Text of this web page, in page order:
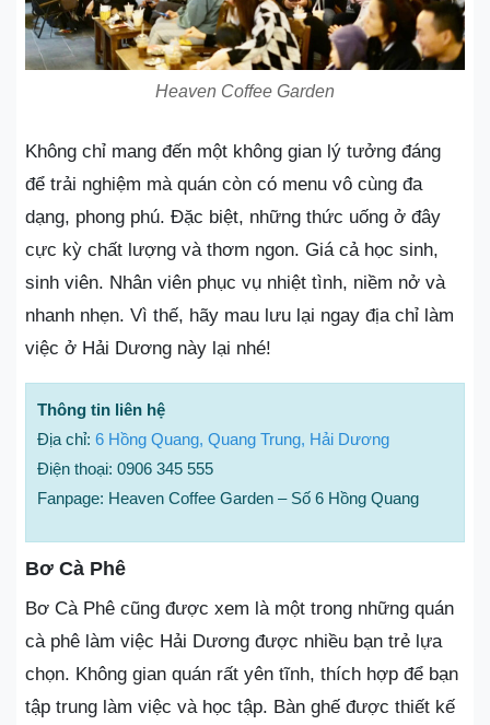
Heaven Coffee Garden
Không chỉ mang đến một không gian lý tưởng đáng
để trải nghiệm mà quán còn có menu vô cùng đa
dạng, phong phú. Đặc biệt, những thức uống ở đây
cực kỳ chất lượng và thơm ngon. Giá cả học sinh,
sinh viên. Nhân viên phục vụ nhiệt tình, niềm nở và
nhanh nhẹn. Vì thế, hãy mau lưu lại ngay địa chỉ làm
việc ở Hải Dương này lại nhé!
Thông tin liên hệ
Địa chỉ: 6 Hồng Quang, Quang Trung, Hải Dương
Điện thoại: 0906 345 555
Fanpage: Heaven Coffee Garden – Số 6 Hồng Quang
Bơ Cà Phê
Bơ Cà Phê cũng được xem là một trong những quán
cà phê làm việc Hải Dương được nhiều bạn trẻ lựa
chọn. Không gian quán rất yên tĩnh, thích hợp để bạn
tập trung làm việc và học tập. Bàn ghế được thiết kế